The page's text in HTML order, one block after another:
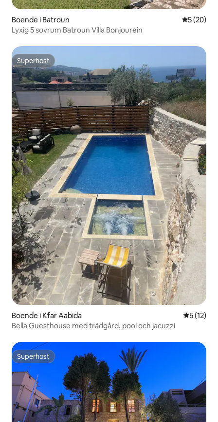
Boende i Batroun 5 av 5 i
5 (20)
Lyxig 5 sovrum Batroun Villa Bonjourein
Superhost
Superhost
Boende i Kfar Aabida 5 av 5 i
5 (12)
Bella Guesthouse med trädgård, pool och jacuzzi
Superhost
Superhost